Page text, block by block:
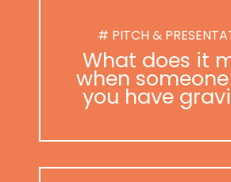
# PITCH &
What does it
when
you have